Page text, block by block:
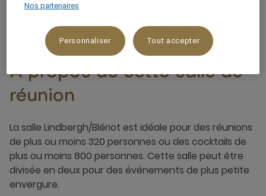
À propos de cette salle de
réunion
La salle Lindbergh/Blériot est idéale pour des réunions
de plus ou moins 320 personnes ou des cocktails de
plus ou moins 800 personnes. Cette salle peut être
divisée en deux pour des événements de plus petite
envergure.
Nos partenaires
Personnaliser Tout accepter